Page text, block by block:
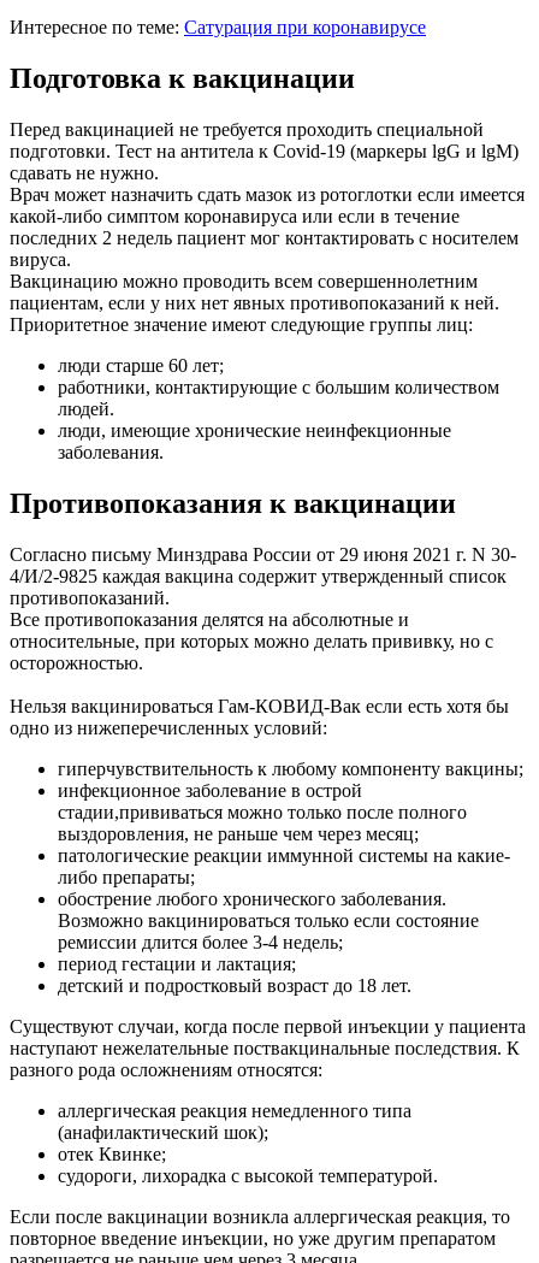
Интересное по теме: Сатурация при коронавирусе
Подготовка к вакцинации
Перед вакцинацией не требуется проходить специальной
подготовки. Тест на антитела к Covid-19 (маркеры lgG и lgM)
сдавать не нужно.
Врач может назначить сдать мазок из ротоглотки если имеется
какой-либо симптом коронавируса или если в течение
последних 2 недель пациент мог контактировать с носителем
вируса.
Вакцинацию можно проводить всем совершеннолетним
пациентам, если у них нет явных противопоказаний к ней.
Приоритетное значение имеют следующие группы лиц:
люди старше 60 лет;
работники, контактирующие с большим количеством
людей.
люди, имеющие хронические неинфекционные
заболевания.
Противопоказания к вакцинации
Согласно письму Минздрава России от 29 июня 2021 г. N 30-
4/И/2-9825 каждая вакцина содержит утвержденный список
противопоказаний.
Все противопоказания делятся на абсолютные и
относительные, при которых можно делать прививку, но с
осторожностью.
Нельзя вакцинироваться Гам-КОВИД-Вак если есть хотя бы
одно из нижеперечисленных условий:
гиперчувствительность к любому компоненту вакцины;
инфекционное заболевание в острой
стадии,прививаться можно только после полного
выздоровления, не раньше чем через месяц;
патологические реакции иммунной системы на какие-
либо препараты;
обострение любого хронического заболевания.
Возможно вакцинироваться только если состояние
ремиссии длится более 3-4 недель;
период гестации и лактация;
детский и подростковый возраст до 18 лет.
Существуют случаи, когда после первой инъекции у пациента
наступают нежелательные поствакцинальные последствия. К
разного рода осложнениям относятся:
аллергическая реакция немедленного типа
(анафилактический шок);
отек Квинке;
судороги, лихорадка с высокой температурой.
Если после вакцинации возникла аллергическая реакция, то
повторное введение инъекции, но уже другим препаратом